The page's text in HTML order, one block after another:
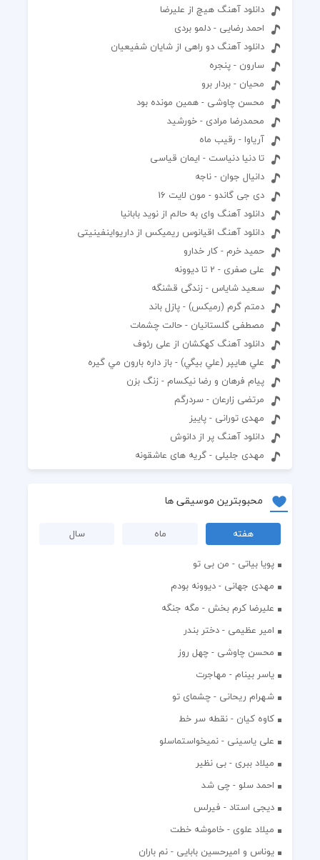
دانلود آهنگ هیچ از علیرضا
احمد رضایی - دلمو بردی
دانلود آهنگ دو راهی از شایان شفیعیان
سارون - پنجره
محيان - بردار برو
محسن چاوشی - همین مونده بود
محمدرضا مرادی - خورشید
آریاوا - رقیب ماه
تا دنیا دنیاست - ایمان قیاسی
دانیال جوان - ناجه
دی جی گاندو - مون لایت 16
دانلود آهنگ وای به حالم از نوید بابانیا
دانلود آهنگ اقیانوس ریمیکس از داریواینفینیتی
حمید خرم - کار خدارو
علی صفری - 2 تا دیوونه
سعید شایاس - زندگی قشنگه
دمتم گرم (رمیکس) - پازل باند
مصطفی گلستانیان - حالت چشمات
دانلود آهنگ کهکشان از علی رئوف
علي هايپر (علي بيگي) - باز داره بارون مي گيره
پیام فرهان و رضا نیکسام - زنگ بزن
مرتضی زارعان - سردرگم
مهدی تورانی - پاییز
دانلود آهنگ پر از دانوش
مهدی جلیلی - گریه های عاشقونه
محبوبترین موسیقی ها
هفته ماه
سال
پویا بیاتی - من بی تو
مهدی جهانی - دیوونه بودم
علیرضا کرم بخش - مگه جنگه
امیر عظیمی - دختر بندر
محسن چاوشی - چهل روز
یاسر بینام - مهاجرت
شهرام ریحانی - چشمای تو
کاوه کیان - نقطه سر خط
علی یاسینی - نمیخواستماسلو
میلاد ببری - بی نظیر
احمد سلو - چی شد
دیجی استاد - فیرلس
میلاد علوی - خاموشه خطت
یوناس و امیرحسین بابایی - نم باران